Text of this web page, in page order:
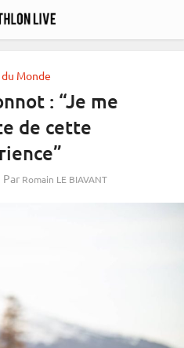
Monde
: “Je me
de cette
Par Romain LE BIAVANT